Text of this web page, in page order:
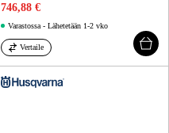
746,88 €
Varastossa - Lähetetään 1-2 vko
Vertaile